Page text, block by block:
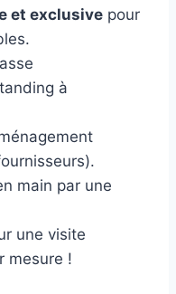
et exclusive pour
à
main par une
une visite
mesure !